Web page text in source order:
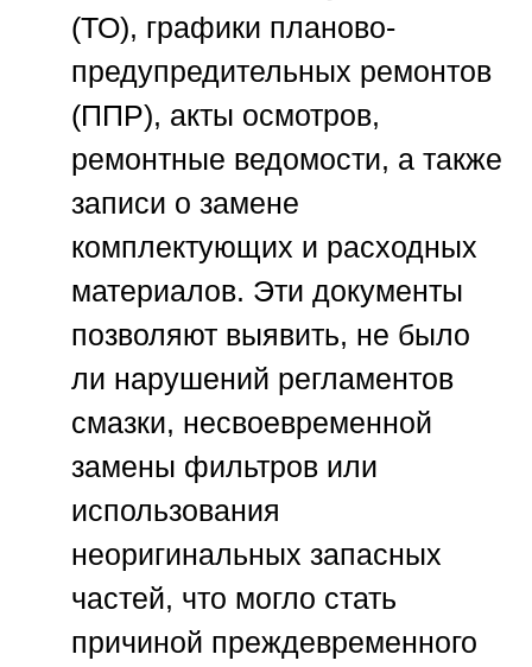
(ТО), графики планово-
предупредительных ремонтов
(ППР), акты осмотров,
ремонтные ведомости, а также
записи о замене
комплектующих и расходных
материалов. Эти документы
позволяют выявить, не было
ли нарушений регламентов
смазки, несвоевременной
замены фильтров или
использования
неоригинальных запасных
частей, что могло стать
причиной преждевременного